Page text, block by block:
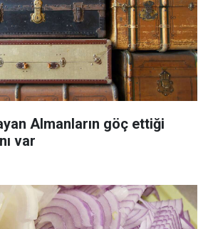
Almanların göç ettiği
var